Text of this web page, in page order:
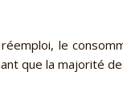
le
que la majorité